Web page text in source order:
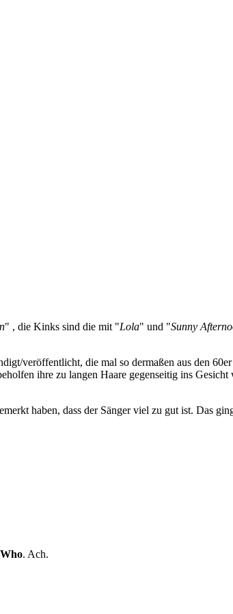
" , die Kinks sind die mit "Lola" und "Sunny
veröffentlicht, die mal so dermaßen aus den
ihre zu langen Haare gegenseitig ins Gesicht
haben, dass der Sänger viel zu gut ist. Das
. Ach.